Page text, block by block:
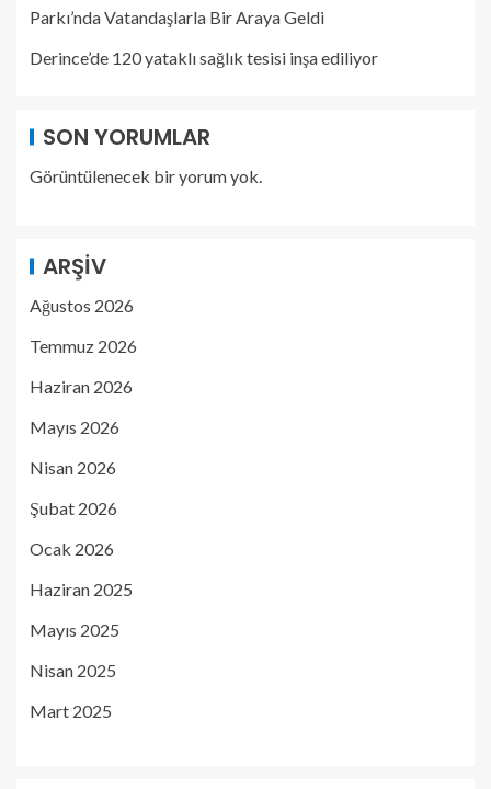
Parkı’nda Vatandaşlarla Bir Araya Geldi
Derince’de 120 yataklı sağlık tesisi inşa ediliyor
SON YORUMLAR
Görüntülenecek bir yorum yok.
ARŞIV
Ağustos 2026
Temmuz 2026
Haziran 2026
Mayıs 2026
Nisan 2026
Şubat 2026
Ocak 2026
Haziran 2025
Mayıs 2025
Nisan 2025
Mart 2025